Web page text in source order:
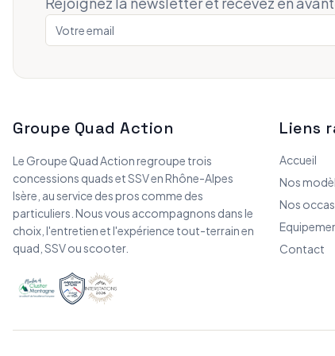
Groupe Quad Action
Le Groupe Quad Action regroupe trois
concessions quads et SSV en Rhône-Alpes
Isère, au service des pros comme des
particuliers. Nous vous accompagnons dans le
choix, l'entretien et l'expérience tout-terrain en
quad, SSV ou scooter.
Liens
Accueil
Nos
Nos
Contact